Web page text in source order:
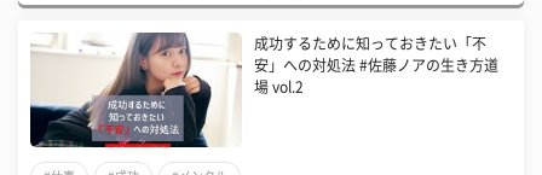
成功するために知っておきたい「不
安」への対処法 #佐藤ノアの生き方道
場 vol.2